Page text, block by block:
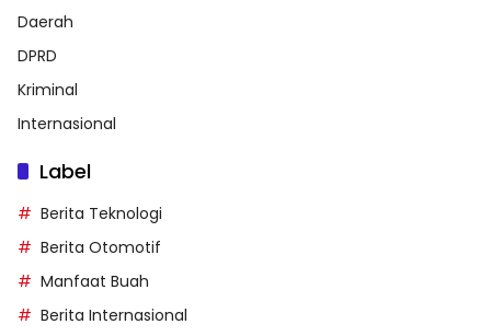
Daerah
DPRD
Kriminal
Internasional
Label
Berita Teknologi
Berita Otomotif
Manfaat Buah
Berita Internasional